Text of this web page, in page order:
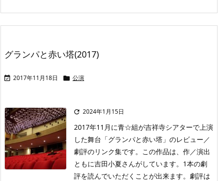
グランパと赤い塔(2017)
 2017年11月18日  公演
 2024年1月15日
2017年11月に青☆組が吉祥寺シアターで上演
した舞台「グランパと赤い塔」のレビュー／
劇評のリンク集です。この作品は、作／演出
ともに吉田小夏さんがしています。1本の劇
評を読んでいただくことが出来ます。劇評は